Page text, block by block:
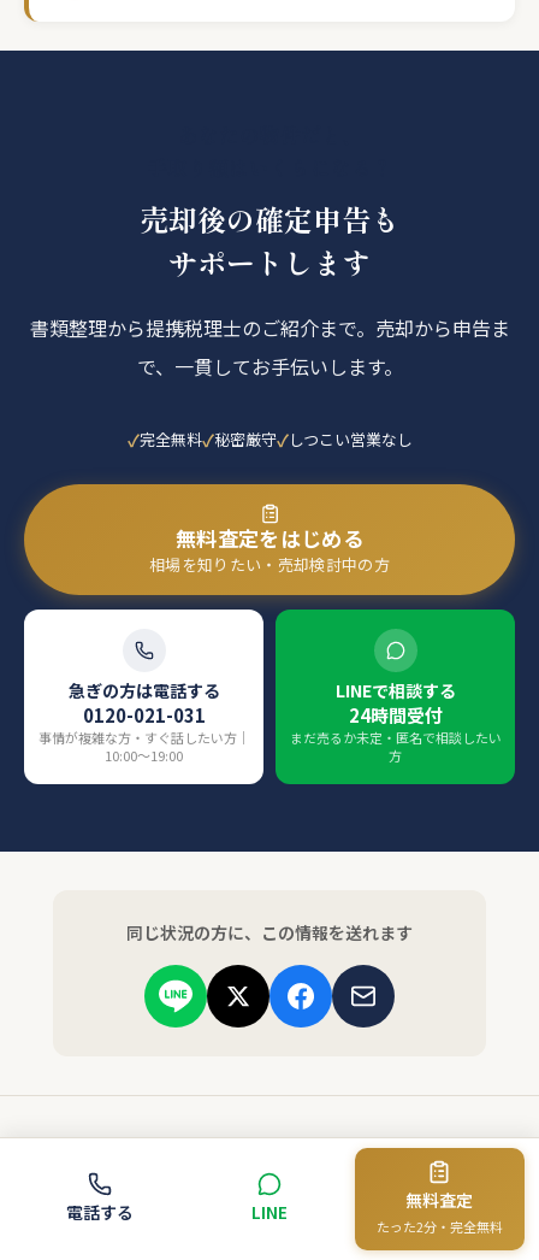
売却後の確定申告も
サポートします
書類整理から提携税理士のご紹介まで。売却から申告ま
で、一貫してお手伝いします。
完全無料 秘密厳守 しつこい営業なし
無料査定をはじめる
相場を知りたい・売却検討中の方
急ぎの方は電話する
0120-021-031
事情が複雑な方・すぐ話したい方｜
10:00〜19:00
LINEで相談する
24時間受付
まだ売るか未定・匿名で相談したい
方
同じ状況の方に、この情報を送れます
売却の流れ 査定プロセスの全公開
何を見て、どう判断するか
電話する LINE 無料査定
たった2分・完全無料